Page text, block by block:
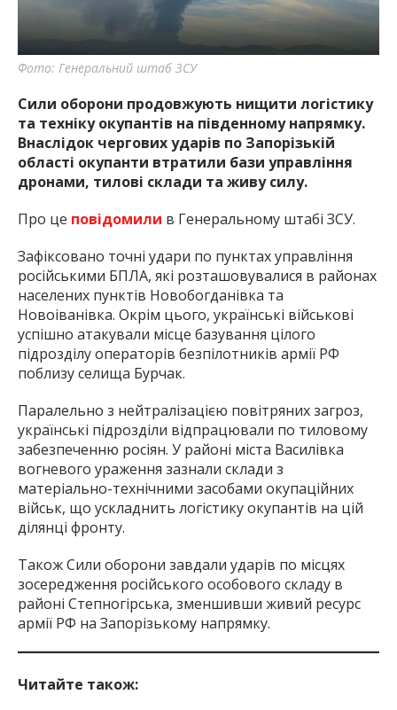
найважливішу інформацію про події
міста Запоріжжя та області.
Фото: Генеральний штаб ЗСУ
Сили оборони продовжують нищити логістику
та техніку окупантів на південному напрямку.
Внаслідок чергових ударів по Запорізькій
області окупанти втратили бази управління
дронами, тилові склади та живу силу.
Про це повідомили в Генеральному штабі ЗСУ.
Зафіксовано точні удари по пунктах управління
російськими БПЛА, які розташовувалися в районах
населених пунктів Новобогданівка та
Новоіванівка. Окрім цього, українські військові
успішно атакували місце базування цілого
підрозділу операторів безпілотників армії РФ
поблизу селища Бурчак.
Паралельно з нейтралізацією повітряних загроз,
українські підрозділи відпрацювали по тиловому
забезпеченню росіян. У районі міста Василівка
вогневого ураження зазнали склади з
матеріально-технічними засобами окупаційних
військ, що ускладнить логістику окупантів на цій
ділянці фронту.
Також Сили оборони завдали ударів по місцях
зосередження російського особового складу в
районі Степногірська, зменшивши живий ресурс
армії РФ на Запорізькому напрямку.
Читайте також: